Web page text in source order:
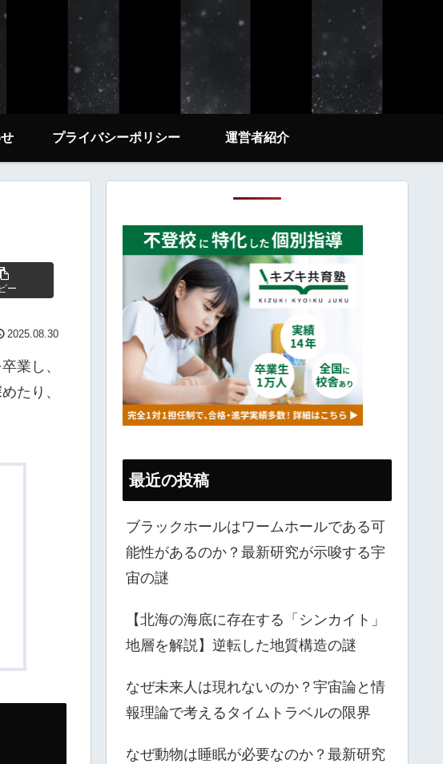
プライバシーポリシー 運営者紹介
ー
2025.08.30
業し、
たり、
最近の投稿
ブラックホールはワームホールである可
能性があるのか？最新研究が示唆する宇
宙の謎
【北海の海底に存在する「シンカイト」
地層を解説】逆転した地質構造の謎
なぜ未来人は現れないのか？宇宙論と情
報理論で考えるタイムトラベルの限界
なぜ動物は睡眠が必要なのか？最新研究